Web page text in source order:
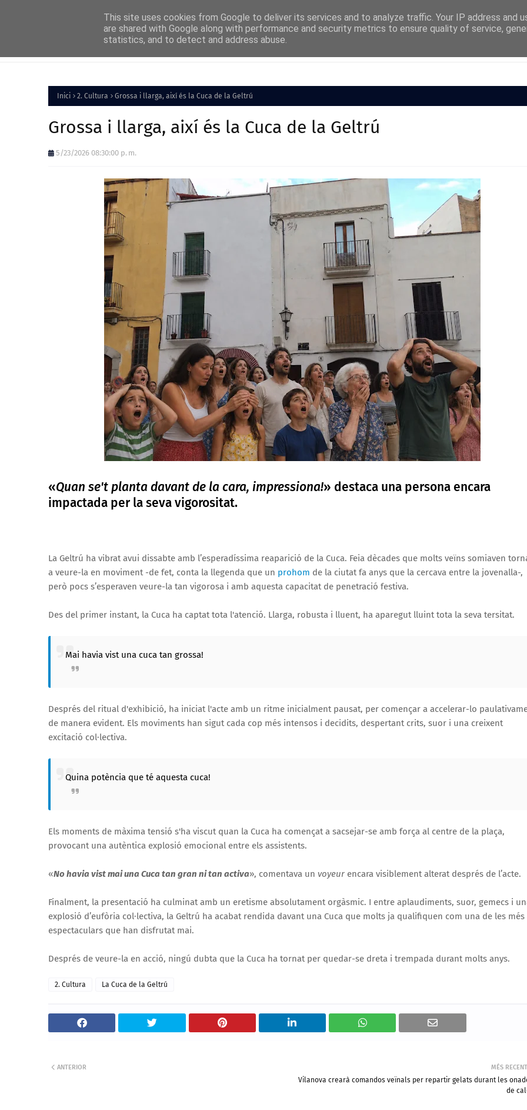
Inici Política
Inici 2. Cultura Grossa i llarga, així és la Cuca de la Geltrú
Grossa i llarga, així és la Cuca de la Geltrú
5/23/2026 08:30:00 p. m.
«Quan se't planta davant de la cara, impressiona!» destaca una persona encara
impactada per la seva vigorositat.
La Geltrú ha vibrat avui dissabte amb l’esperadíssima reaparició de la Cuca. Feia dècades que molts veïns somiaven
a veure-la en moviment -de fet, conta la llegenda que un prohom de la ciutat fa anys que la cercava entre la jovenalla-,
però pocs s’esperaven veure-la tan vigorosa i amb aquesta capacitat de penetració festiva.
Des del primer instant, la Cuca ha captat tota l'atenció. Llarga, robusta i lluent, ha aparegut lluint tota la seva tersitat.
Mai havia vist una cuca tan grossa!
Després del ritual d'exhibició, ha iniciat l'acte amb un ritme inicialment pausat, per començar a accelerar-lo
de manera evident. Els moviments han sigut cada cop més intensos i decidits, despertant crits, suor i una creixent
excitació col·lectiva.
Quina potència que té aquesta cuca!
Els moments de màxima tensió s'ha viscut quan la Cuca ha començat a sacsejar-se amb força al centre de la plaça,
provocant una autèntica explosió emocional entre els assistents.
«No havia vist mai una Cuca tan gran ni tan activa», comentava un voyeur encara visiblement alterat després de l’acte.
Finalment, la presentació ha culminat amb un eretisme absolutament orgàsmic. I entre aplaudiments, suor, gemecs i
explosió d’eufòria col·lectiva, la Geltrú ha acabat rendida davant una Cuca que molts ja qualifiquen com una de les més
espectaculars que han disfrutat mai.
Després de veure-la en acció, ningú dubta que la Cuca ha tornat per quedar-se dreta i trempada durant molts anys.
2. Cultura La Cuca de la Geltrú
MÉS RECENT
Vilanova crearà comandos veïnals per repartir gelats durant les
de
ANTERIOR
This site uses cookies from Google to deliver its services and to analyze traffic. Your IP address and
are shared with Google along with performance and security metrics to ensure quality of service,
statistics, and to detect and address abuse.